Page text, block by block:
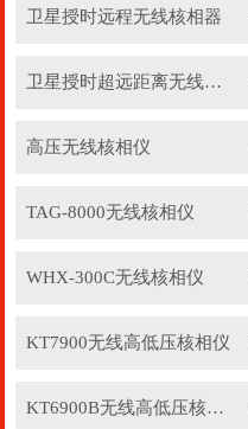
卫星授时远程无线核相器
卫星授时超远距离无线核相器
高压无线核相仪
TAG-8000无线核相仪
WHX-300C无线核相仪
KT7900无线高低压核相仪
KT6900B无线高低压核相仪